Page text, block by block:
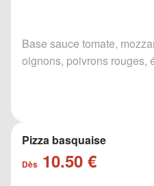
Base sauce tomate,
oignons, poivrons rouges,
Pizza basquaise
Dès 10.50 €